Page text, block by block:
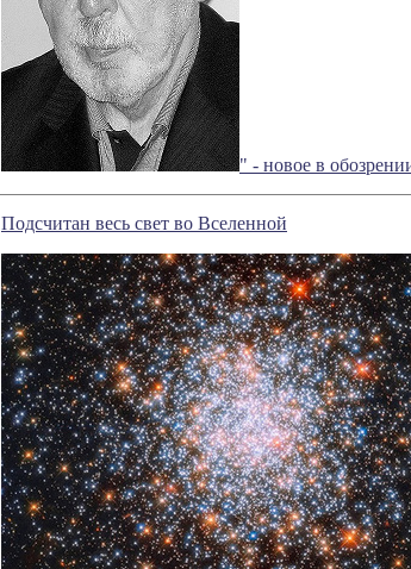
" - новое в
Подсчитан весь свет во Вселенной